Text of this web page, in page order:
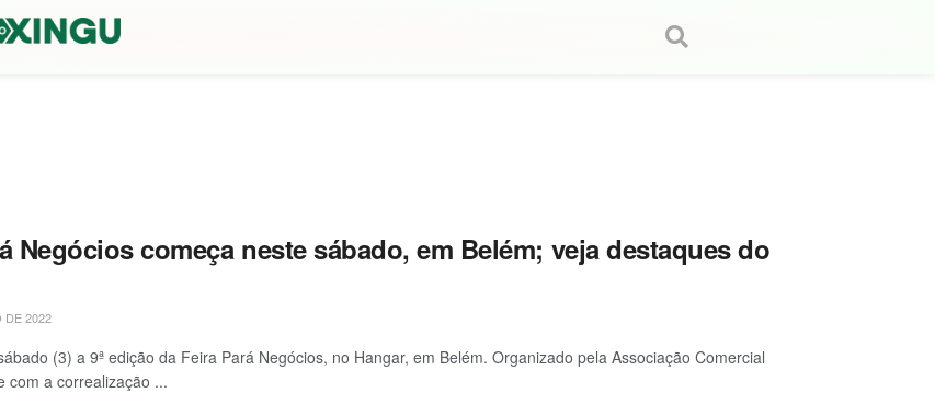
Negócios começa neste sábado, em Belém; veja destaques do
DE 2022
(3) a 9ª edição da Feira Pará Negócios, no Hangar, em Belém. Organizado pela Associação Comercial
com a correalização ...